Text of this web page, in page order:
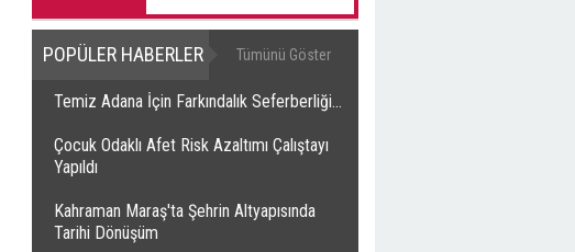
POPÜLER HABERLER Tümünü Göster
Temiz Adana İçin Farkındalık Seferberliği…
Çocuk Odaklı Afet Risk Azaltımı Çalıştayı
Yapıldı
Kahraman Maraş'ta Şehrin Altyapısında
Tarihi Dönüşüm